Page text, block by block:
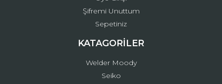
Şifremi Unuttum
Sepetiniz
KATAGORİLER
Welder Moody
Seiko